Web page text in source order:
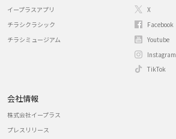
イープラスアプリ
チラシクラシック
チラシミュージアム
X
Facebook
Youtube
Instagram
TikTok
会社情報
株式会社イープラス
プレスリリース